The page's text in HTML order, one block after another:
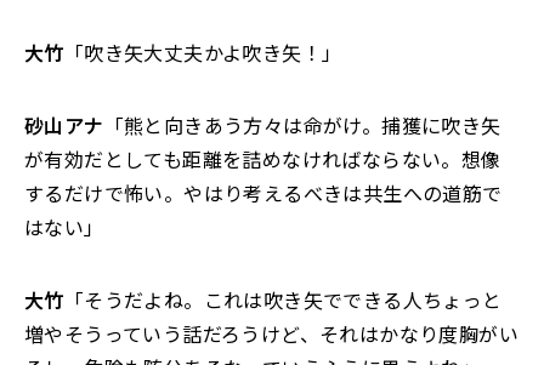
大竹 「吹き矢大丈夫かよ吹き矢！」
砂山アナ 「熊と向きあう方々は命がけ。捕獲に吹き矢
が有効だとしても距離を詰めなければならない。想像
するだけで怖い。やはり考えるべきは共生への道筋で
はない」
大竹 「そうだよね。これは吹き矢でできる人ちょっと
増やそうっていう話だろうけど、それはかなり度胸がい